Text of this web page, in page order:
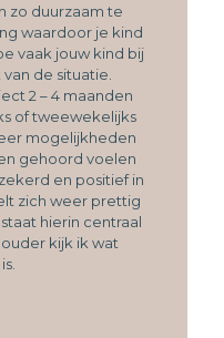
zo duurzaam te
waardoor je kind
vaak jouw kind bij
de situatie.
2 – 4 maanden
of tweewekelijks
mogelijkheden
gehoord voelen
en positief in
zich weer prettig
hierin centraal
kijk ik wat